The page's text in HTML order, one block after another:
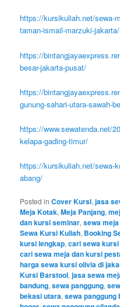
https://kursikuliah.net/sewa-
taman-ismail-marzuki-jakarta/
https://
besar-jakarta-pusat/
https://
gunung-sahari-utara-sawah-
https://www.sewatenda.net/
kelapa-gading-timur/
https://kursikuliah.net/sewa-
abang/
Posted in Cover Kursi,jasa
Meja Kotak,Meja Panjang,
dan kursi seminar,sewa
Sewa Kursi Kuliah, Booking
kursi lengkap,cari sewa
cari sewa meja dan kursi
harga sewa kursi olivia di
Kursi Barstool,jasa sewa
bandung,sewa panggung,
bekasi utara,sewa